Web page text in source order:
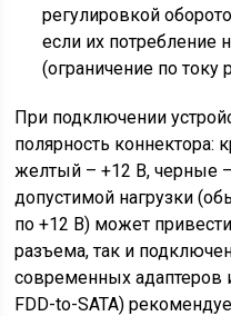
регулировкой
если их потребление
(ограничение по току
При подключении
полярность коннектора:
желтый – +12 В, черные
допустимой нагрузки
по +12 В) может
разъема, так и
современных адаптеров
FDD-to-SATA)